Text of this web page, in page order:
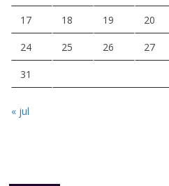
17 18 19 20
24 25 26 27
31
« jul